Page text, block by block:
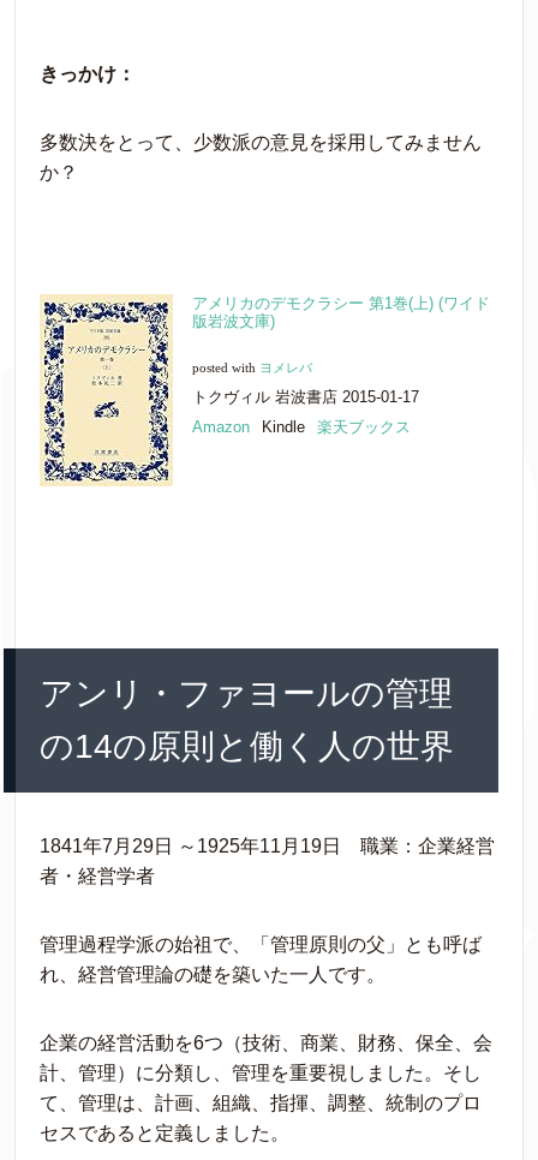
きっかけ：
多数決をとって、少数派の意見を採用してみません
か？
アメリカのデモクラシー 第1巻(上) (ワイド
版岩波文庫)
posted with ヨメレバ
トクヴィル 岩波書店 2015-01-17
Amazon
Kindle 楽天ブックス
アンリ・ファヨールの管理
の14の原則と働く人の世界
1841年7月29日 ～1925年11月19日 職業：企業経営
者・経営学者
管理過程学派の始祖で、「管理原則の父」とも呼ば
れ、経営管理論の礎を築いた一人です。
企業の経営活動を6つ（技術、商業、財務、保全、会
計、管理）に分類し、管理を重要視しました。そし
て、管理は、計画、組織、指揮、調整、統制のプロ
セスであると定義しました。